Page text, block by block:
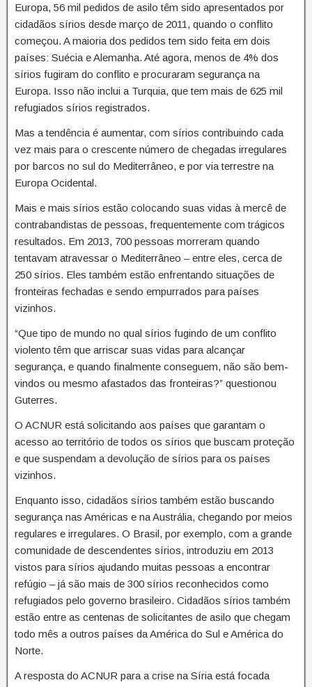
Europa, 56 mil pedidos de asilo têm sido apresentados por
cidadãos sírios desde março de 2011, quando o conflito
começou. A maioria dos pedidos tem sido feita em dois
países: Suécia e Alemanha. Até agora, menos de 4% dos
sírios fugiram do conflito e procuraram segurança na
Europa. Isso não inclui a Turquia, que tem mais de 625 mil
refugiados sírios registrados.
Mas a tendência é aumentar, com sírios contribuindo cada
vez mais para o crescente número de chegadas irregulares
por barcos no sul do Mediterrâneo, e por via terrestre na
Europa Ocidental.
Mais e mais sírios estão colocando suas vidas à mercê de
contrabandistas de pessoas, frequentemente com trágicos
resultados. Em 2013, 700 pessoas morreram quando
tentavam atravessar o Mediterrâneo – entre eles, cerca de
250 sírios. Eles também estão enfrentando situações de
fronteiras fechadas e sendo empurrados para países
vizinhos.
“Que tipo de mundo no qual sírios fugindo de um conflito
violento têm que arriscar suas vidas para alcançar
segurança, e quando finalmente conseguem, não são bem-
vindos ou mesmo afastados das fronteiras?” questionou
Guterres.
O ACNUR está solicitando aos países que garantam o
acesso ao território de todos os sírios que buscam proteção
e que suspendam a devolução de sírios para os países
vizinhos.
Enquanto isso, cidadãos sírios também estão buscando
segurança nas Américas e na Austrália, chegando por meios
regulares e irregulares. O Brasil, por exemplo, com a grande
comunidade de descendentes sírios, introduziu em 2013
vistos para sírios ajudando muitas pessoas a encontrar
refúgio – já são mais de 300 sírios reconhecidos como
refugiados pelo governo brasileiro. Cidadãos sírios também
estão entre as centenas de solicitantes de asilo que chegam
todo mês a outros países da América do Sul e América do
Norte.
A resposta do ACNUR para a crise na Síria está focada